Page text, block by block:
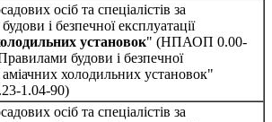
осіб та спеціалістів за
і безпечної експлуатації
установок" (НПАОП 0.00-
будови і безпечної
аміачних холодильних установок"
90)
осіб та спеціалістів за